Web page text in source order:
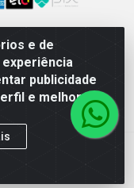
e de
publicidade
e melhorar a
LTDA -
de Santana/BA -
0001-25